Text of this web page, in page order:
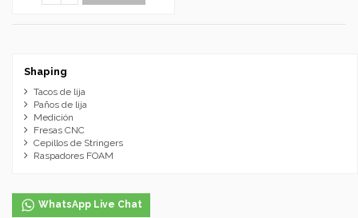
Shaping
Tacos de lija
Paños de lija
Medición
Fresas CNC
Cepillos de Stringers
Raspadores FOAM
WhatsApp Live Chat